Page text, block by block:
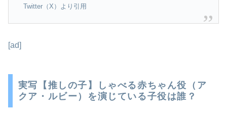
Twitter（X）より引用
[ad]
実写【推しの子】しゃべる赤ちゃん役（ア
クア・ルビー）を演じている子役は誰？